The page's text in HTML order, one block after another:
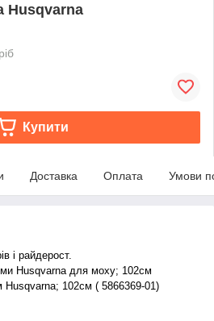
Husqvarna
Купити
Доставка Оплата Умови
і райдерост.
Husqvarna для моху; 102см
Husqvarna; 102см ( 5866369-01 )